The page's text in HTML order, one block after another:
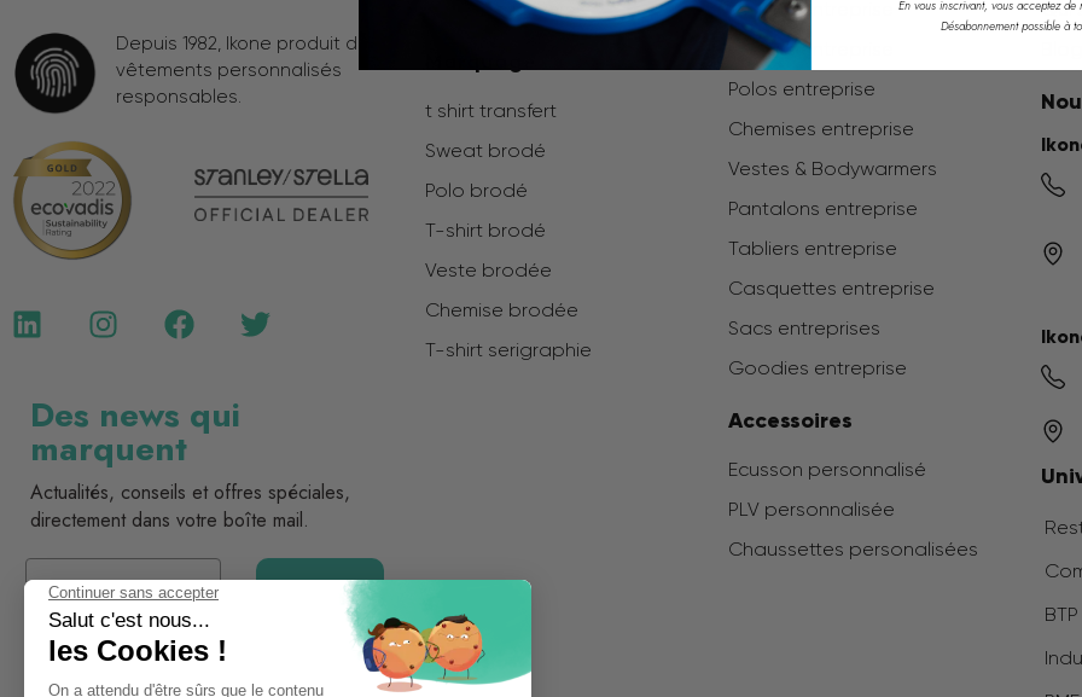
Depuis 1982, Ikone produit des
vêtements personnalisés
responsables.
Des news qui
marquent
Actualités, conseils et offres spéciales,
directement dans votre boîte mail.
Je m'inscris
* En vous inscrivant, vous acceptez de recevoir nos
Désinscription possible à tout moment.
Tous nos univers
t shirt transfert
Sweat brodé
Polo brodé
T-shirt brodé
Veste brodée
Chemise brodée
T-shirt serigraphie
T-shirts entreprise
Sweats entreprise
Polos entreprise
Chemises entreprise
Vestes & Bodywarmers
Pantalons entreprise
Tabliers entreprise
Casquettes entreprise
Sacs entreprises
Goodies entreprise
Accessoires
Ecusson personnalisé
PLV personnalisée
Chaussettes personalisées
Qui
En vous inscrivant, vous acceptez de
Désabonnement possible à